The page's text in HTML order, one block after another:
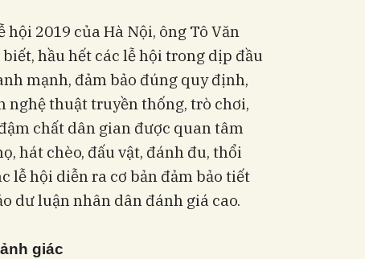
2019 của Hà Nội, ông Tô Văn
hầu hết các lễ hội trong dịp đầu
mạnh, đảm bảo đúng quy định,
nghệ thuật truyền thống, trò chơi,
chất dân gian được quan tâm
hát chèo, đấu vật, đánh đu, thổi
lễ hội diễn ra cơ bản đảm bảo tiết
dư luận nhân dân đánh giá cao.
giác